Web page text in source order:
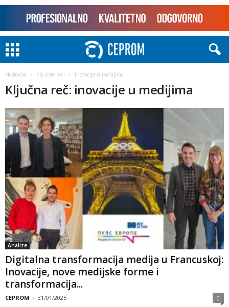
Naslovna Ključne reči Inovacije u medijima
Ključna reč: inovacije u medijima
Analize
Digitalna transformacija medija u Francuskoj:
Inovacije, nove medijske forme i
transformacija...
CEPROM - 31/01/2025 0